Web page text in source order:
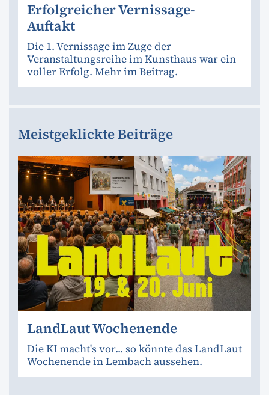
Erfolgreicher Vernissage-
Auftakt
Die 1. Vernissage im Zuge der
Veranstaltungsreihe im Kunsthaus war ein
voller Erfolg. Mehr im Beitrag.
Meistgeklickte Beiträge
LandLaut Wochenende
Die KI macht's vor... so könnte das LandLaut
Wochenende in Lembach aussehen.